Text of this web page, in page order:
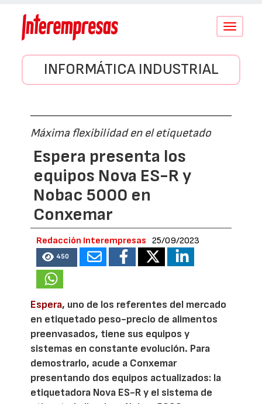
Conmutar
INFORMÁTICA INDUSTRIAL
Máxima flexibilidad en el etiquetado
Espera presenta los
equipos Nova ES-R y
Nobac 5000 en
Conxemar
Redacción Interempresas 25/09/2023
450
Espera, uno de los referentes del mercado
en etiquetado peso-precio de alimentos
preenvasados, tiene sus equipos y
sistemas en constante evolución. Para
demostrarlo, acude a Conxemar
presentando dos equipos actualizados: la
etiquetadora Nova ES-R y el sistema de